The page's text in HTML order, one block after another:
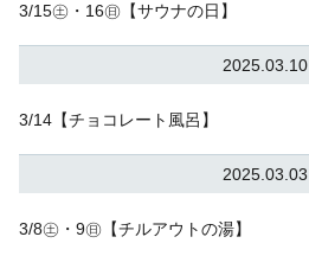
3/15㊏・16㊐【サウナの日】
2025.03.10
3/14【チョコレート風呂】
2025.03.03
3/8㊏・9㊐【チルアウトの湯】